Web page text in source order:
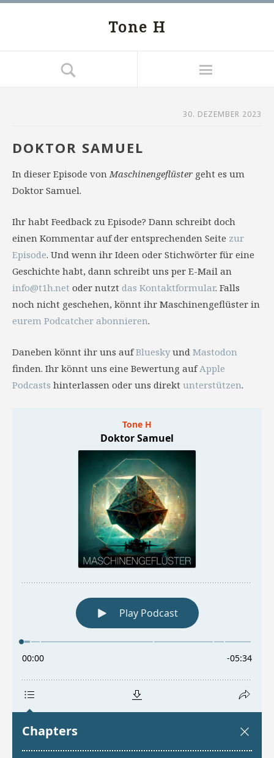
Tone H
30. DEZEMBER 2023
DOKTOR SAMUEL
In dieser Episode vonMaschinengeflüster geht es um
Doktor Samuel.
Ihr habt Feedback zu Episode? Dann schreibt doch
einen Kommentar auf der entsprechenden Seite zur
Episode. Und wenn ihr Ideen oder Stichwörter für eine
Geschichte habt, dann schreibt uns per E-Mail an
info@t1h.net oder nutzt das Kontaktformular. Falls
noch nicht geschehen, könnt ihr Maschinengeflüster in
eurem Podcatcher abonnieren.
Daneben könnt ihr uns aufBlueskyund Mastodon
finden. Ihr könnt uns eine Bewertung aufApple
Podcasts hinterlassen oder uns direkt unterstützen.